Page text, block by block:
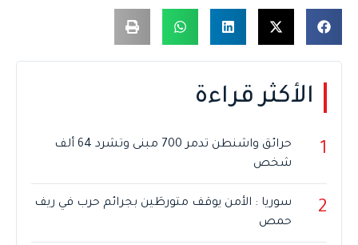
الأكثر قراءة
1
حرائق واشنطن تدمر 700 مبنى وتشرد 64 ألف
شخص
2
سوريا : الأمن يوقف متورطَين بجرائم حرب في ريف
حمص